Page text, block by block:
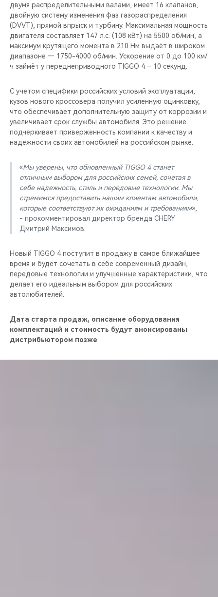
двумя распределительными валами, имеет 16 клапанов,
двойную систему изменения фаз газораспределения
(DVVT), прямой впрыск и турбину. Максимальная мощность
двигателя составляет 147 л.с. (108 кВт) на 5500 об/мин, а
максимум крутящего момента в 210 Нм выдаёт в широком
диапазоне — 1750-4000 об/мин. Ускорение от 0 до 100 км/
ч займёт у переднеприводного TIGGO 4 – 10 секунд.
С учетом специфики российских условий эксплуатации,
кузов нового кроссовера получил усиленную оцинковку,
что обеспечивает дополнительную защиту от коррозии и
увеличивает срок службы автомобиля. Это решение
подчеркивает приверженность компании к качеству и
надежности своих автомобилей на российском рынке.
«Мы уверены, что обновленный TIGGO 4 станет
отличным выбором для российских семей, сочетая в
себе надежность, стиль и передовые технологии. Мы
стремимся предоставить нашим клиентам автомобили,
которые соответствуют их ожиданиям и требованиям»,
- прокомментировал директор бренда CHERY
Дмитрий Максимов.
Новый TIGGO 4 поступит в продажу в самое ближайшее
время и будет сочетать в себе современный дизайн,
передовые технологии и улучшенные характеристики, что
делает его идеальным выбором для российских
автолюбителей.
Дата старта продаж, описание оборудования
комплектаций и стоимость будут анонсированы
дистрибьютором позже